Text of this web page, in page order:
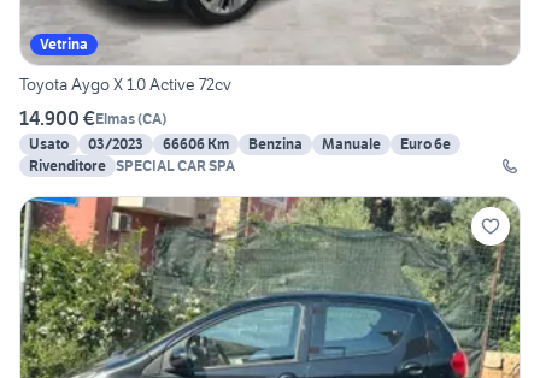
Vetrina
Toyota Aygo X 1.0 Active 72cv
14.900 €Elmas(CA)
Usato
03/2023 66606 Km Benzina Manuale
Euro 6e
Rivenditore SPECIAL CAR SPA